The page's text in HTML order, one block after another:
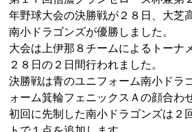
年野球大会の決勝戦が２８日、大芝
南小ドラゴンズが優勝しました。
大会は上伊那８チームによるトーナ
２８日の２日間行われました。
決勝戦は青のユニフォーム南小ドラ
ォーム箕輪フェニックスＡの顔合わ
初回に先制した南小ドラゴンズは２